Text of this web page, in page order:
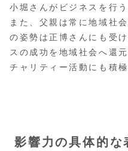
小堀さんがビジネスを行
また、父親は常に地域社
の姿勢は正博さんにも受
スの成功を地域社会へ還
チャリティー活動にも積
影響力の具体的な